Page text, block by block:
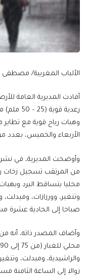
الألباب المغربية/
أفادت المديرية العامة
رعدية
الأربعاء والخميس، بعدد
وأوضحت المديرية، في
محليا بتساقط البرد
صباحا إلى الحادية عشرة
وأضاف المصدر ذاته، أنه
والراشيدية، وميدلت،
زوالا إلى الساعة الثامنة